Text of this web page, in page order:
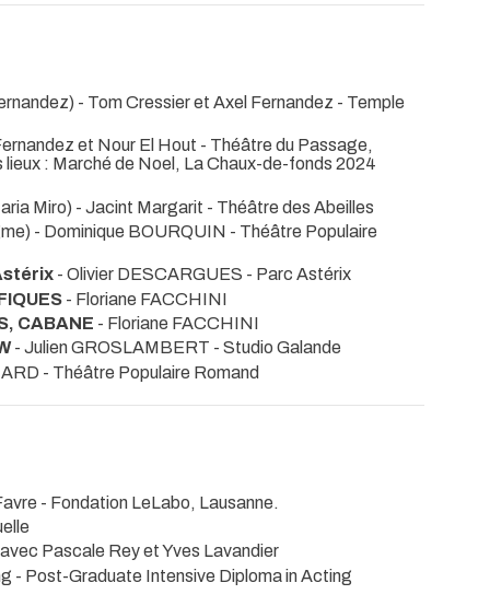
- Tom Cressier et Axel Fernandez - Temple
et Nour El Hout - Théâtre du Passage,
: Marché de Noel, La Chaux-de-fonds 2024
Miro) - Jacint Margarit - Théâtre des Abeilles
- Dominique BOURQUIN - Théâtre Populaire
- Olivier DESCARGUES - Parc Astérix
- Floriane FACCHINI
CABANE - Floriane FACCHINI
- Julien GROSLAMBERT - Studio Galande
- Théâtre Populaire Romand
- Fondation LeLabo, Lausanne.
Pascale Rey et Yves Lavandier
- Post-Graduate Intensive Diploma in Acting